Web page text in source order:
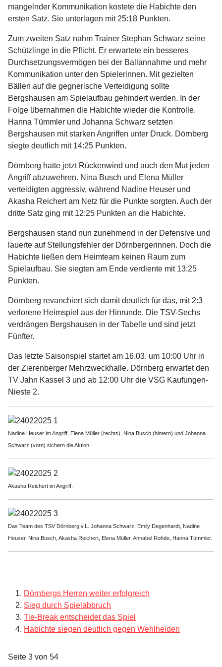
mangelnder Kommunikation kostete die Habichte den
ersten Satz. Sie unterlagen mit 25:18 Punkten.
Zum zweiten Satz nahm Trainer Stephan Schwarz seine
Schützlinge in die Pflicht. Er erwartete ein besseres
Durchsetzungsvermögen bei der Ballannahme und mehr
Kommunikation unter den Spielerinnen. Mit gezielten
Bällen auf die gegnerische Verteidigung sollte
Bergshausen am Spielaufbau gehindert werden. In der
Folge übernahmen die Habichte wieder die Kontrolle.
Hanna Tümmler und Johanna Schwarz setzten
Bergshausen mit starken Angriffen unter Druck. Dörnberg
siegte deutlich mit 14:25 Punkten.
Dörnberg hatte jetzt Rückenwind und auch den Mut jeden
Angriff abzuwehren. Nina Busch und Elena Müller
verteidigten aggressiv, während Nadine Heuser und
Akasha Reichert am Netz für die Punkte sorgten. Auch der
dritte Satz ging mit 12:25 Punkten an die Habichte.
Bergshausen stand nun zunehmend in der Defensive und
lauerte auf Stellungsfehler der Dörnbergerinnen. Doch die
Habichte ließen dem Heimteam keinen Raum zum
Spielaufbau. Sie siegten am Ende verdiente mit 13:25
Punkten.
Dörnberg revanchiert sich damit deutlich für das, mit 2:3
verlorene Heimspiel aus der Hinrunde. Die TSV-Sechs
verdrängen Bergshausen in der Tabelle und sind jetzt
Fünfter.
Das letzte Saisonspiel startet am 16.03. um 10:00 Uhr in
der Zierenberger Mehrzweckhalle. Dörnberg erwartet den
TV Jahn Kassel 3 und ab 12:00 Uhr die VSG Kaufungen-
Nieste 2.
Nadine Heuser im Angriff, Elena Müller (rechts), Nina Busch (hintern) und Johanna
Schwarz (vorn) sichern die Aktion.
Akasha Reichert im Angriff.
Das Team des TSV Dörnberg v.L. Johanna Schwarz, Emily Degenhardt, Nadine
Heuser, Nina Busch, Akasha Reichert, Elena Müller, Annabel Rohde, Hanna Tümmler.
Dörnbergs Herren weiter erfolgreich
Sieg durch Spielabbruch
Tie-Break entscheidet das Spiel
Habichte siegen deutlich gegen Wehlheiden
Seite 3 von 54